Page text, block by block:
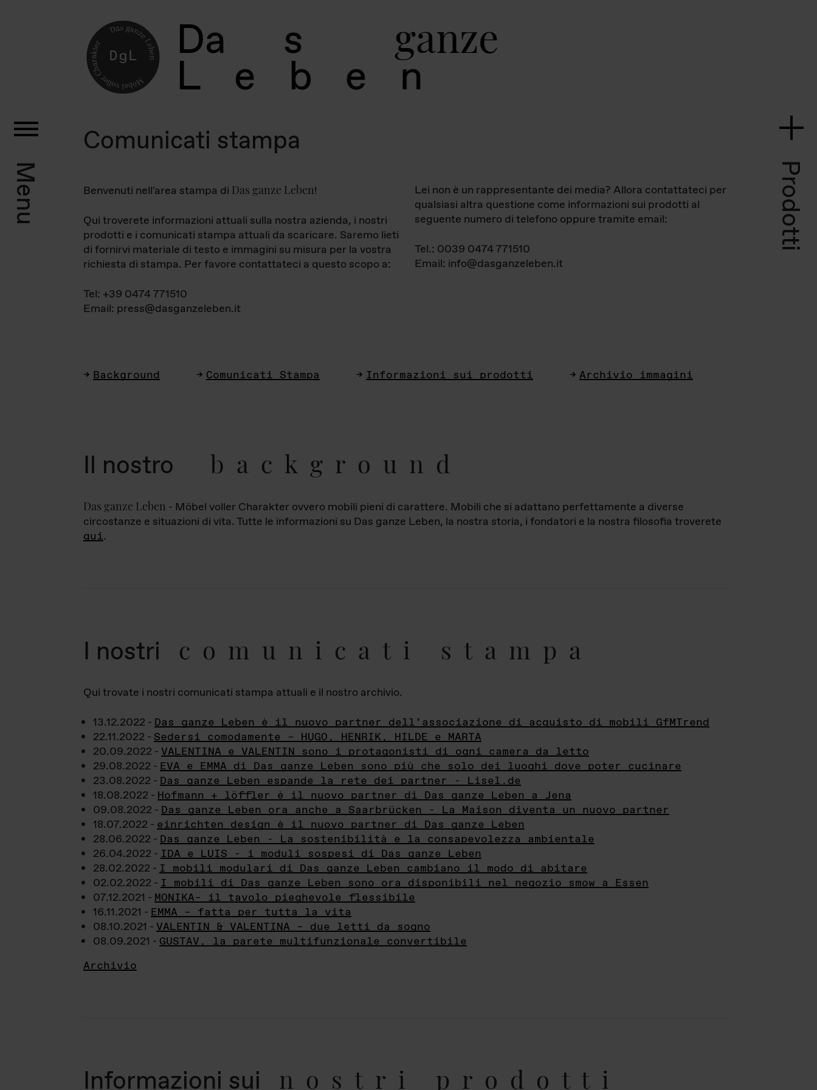
Da s ganz
L e b e
Menu Prodotti
Comunicati stampa
Benvenuti nell'area stampa di Das ganze Leben!
Qui troverete informazioni attuali sulla nostra azienda, i nostri
prodotti e i comunicati stampa attuali da scaricare. Saremo lieti
di fornirvi materiale di testo e immagini su misura per la vostra
richiesta di stampa. Per favore contattateci a questo scopo a:
Tel: +39 0474 771510
Email: press@dasganzeleben.it
Lei non è un rappresentante dei media? Allora contattateci per
qualsiasi altra questione come informazioni sui prodotti al
seguente numero di telefono oppure tramite email:
Tel.: 0039 0474 771510
Email: info@dasganzeleben.it
Background Comunicati Stampa Informazioni sui prodotti Archivio immagini
Il nostro background
Das ganze Leben - Möbel voller Charakter ovvero mobili pieni di carattere. Mobili che si adattano perfettamente a diverse
circostanze e situazioni di vita. Tutte le informazioni su Das ganze Leben, la nostra storia, i fondatori e la nostra filosofia troverete
qui.
I nostri comunicati stampa
Qui trovate i nostri comunicati stampa attuali e il nostro archivio.
13.12.2022 - Das ganze Leben è il nuovo partner dell’associazione di acquisto di mobili GfMTrend
22.11.2022 - Sedersi comodamente – HUGO, HENRIK, HILDE e MARTA
20.09.2022 - VALENTINA e VALENTIN sono i protagonisti di ogni camera da letto
29.08.2022 - EVA e EMMA di Das ganze Leben sono più che solo dei luoghi dove poter cucinare
23.08.2022 - Das ganze Leben espande la rete dei partner - Lisel.de
18.08.2022 - Hofmann + löffler è il nuovo partner di Das ganze Leben a Jena
09.08.2022 - Das ganze Leben ora anche a Saarbrücken - La Maison diventa un nuovo partner
18.07.2022 - einrichten design è il nuovo partner di Das ganze Leben
28.06.2022 - Das ganze Leben - La sostenibilità e la consapevolezza ambientale
26.04.2022 - IDA e LUIS - i moduli sospesi di Das ganze Leben
28.02.2022 - I mobili modulari di Das ganze Leben cambiano il modo di abitare
02.02.2022 - I mobili di Das ganze Leben sono ora disponibili nel negozio smow a Essen
07.12.2021 - MONIKA– il tavolo pieghevole flessibile
16.11.2021 - EMMA – fatta per tutta la vita
08.10.2021 - VALENTIN & VALENTINA – due letti da sogno
08.09.2021 - GUSTAV, la parete multifunzionale convertibile
Archivio
Informazioni sui nostri prodotti